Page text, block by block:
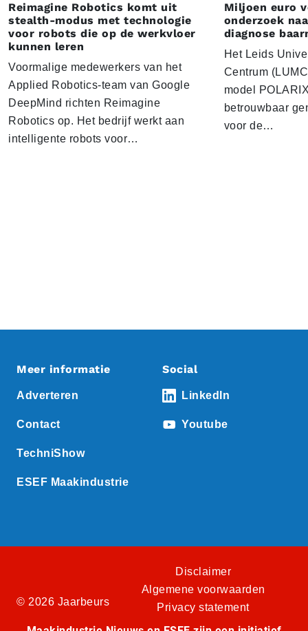
Reimagine Robotics komt uit
stealth-modus met technologie
voor robots die op de werkvloer
kunnen leren
Voormalige medewerkers van het
Applied Robotics-team van Google
DeepMind richten Reimagine
Robotics op. Het bedrijf werkt aan
intelligente robots voor…
Miljoen euro
onderzoek
diagnose
Het Leids
Centrum
model
betrouwbaar
voor de…
Meer informatie
Adverteren
Contact
TechniShow
ESEF Maakindustrie
Social
LinkedIn
Youtube
© 2026 Jaarbeurs
Disclaimer
Algemene voorwaarden
Privacy statement